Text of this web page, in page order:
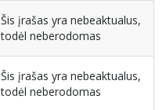
Šis įrašas yra nebeaktualus,
todėl neberodomas
Šis įrašas yra nebeaktualus,
todėl neberodomas